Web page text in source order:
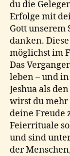
du die
Erfolge mit
Gott unserem
danken.
möglichst im
Das
leben – und
Jeshua als
wirst du
deine Freude
Feierrituale
und sind
der